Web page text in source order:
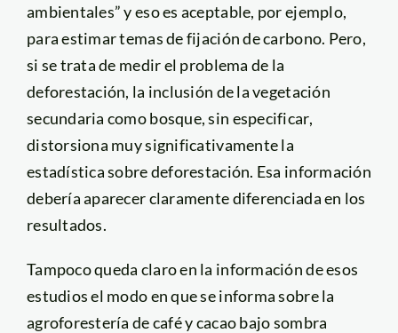
ambientales” y eso es aceptable, por ejemplo,
para estimar temas de fijación de carbono. Pero,
si se trata de medir el problema de la
deforestación, la inclusión de la vegetación
secundaria como bosque, sin especificar,
distorsiona muy significativamente la
estadística sobre deforestación. Esa información
debería aparecer claramente diferenciada en los
resultados.
Tampoco queda claro en la información de esos
estudios el modo en que se informa sobre la
agroforestería de café y cacao bajo sombra